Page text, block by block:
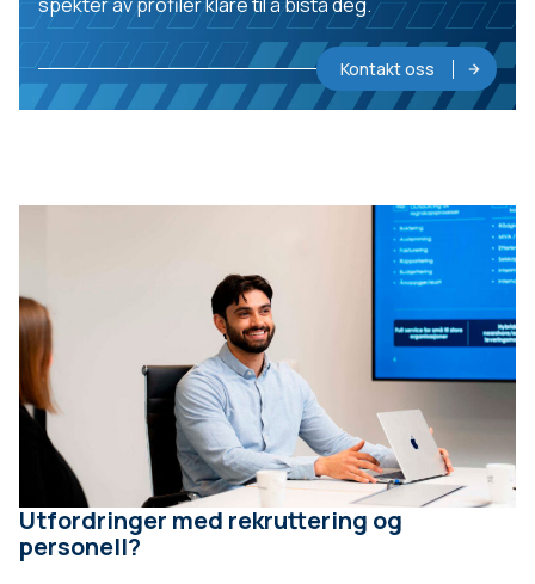
Kontakt oss
Utfordringer med rekruttering og
personell?